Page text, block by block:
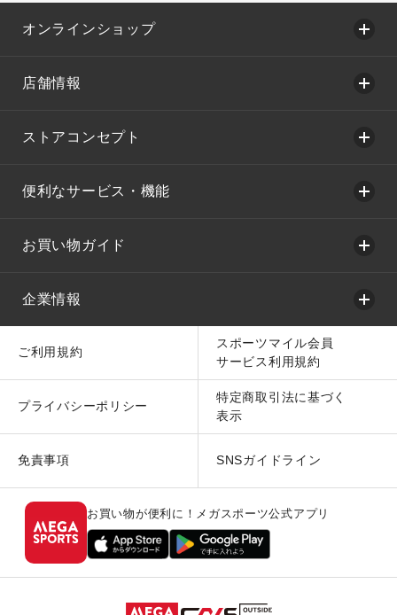
オンラインショップ
店舗情報
ストアコンセプト
便利なサービス・機能
お買い物ガイド
企業情報
ご利用規約
スポーツマイル会員
サービス利用規約
プライバシーポリシー
特定商取引法に基づく
表示
免責事項 SNSガイドライン
お買い物が便利に！メガスポーツ公式アプリ